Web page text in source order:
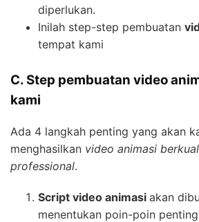
diperlukan.
Inilah step-step pembuatan
tempat kami
C. Step pembuatan video
kami
Ada 4 langkah penting yang akan
menghasilkan video animasi
professional.
Script video animasi akan
menentukan poin-poin